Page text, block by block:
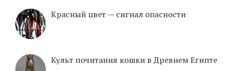
Красный цвет — сигнал опасности
Культ почитания кошки в Древнем Египте